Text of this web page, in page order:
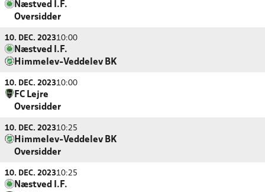
Næstved I.F.
Oversidder
10. DEC. 202310:00
Næstved I.F.
Himmelev-Veddelev BK
10. DEC. 202310:00
FC Lejre
Oversidder
10. DEC. 202310:25
Himmelev-Veddelev BK
Oversidder
10. DEC. 202310:25
Næstved I.F.